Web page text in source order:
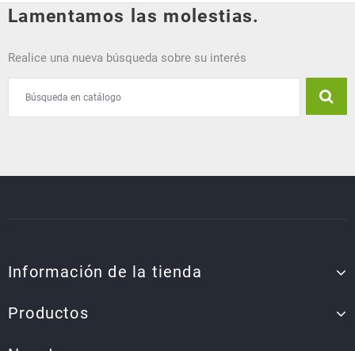
Lamentamos las molestias.
Realice una nueva búsqueda sobre su interés
Información de la tienda
Productos